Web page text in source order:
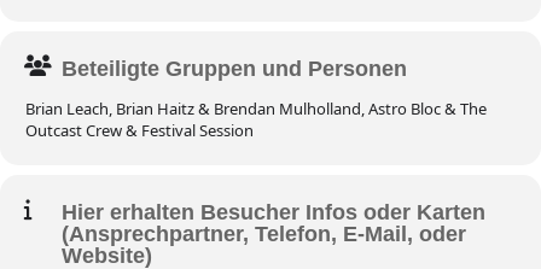
Beteiligte Gruppen und Personen
Brian Leach, Brian Haitz & Brendan Mulholland, Astro Bloc & The
Outcast Crew & Festival Session
Hier erhalten Besucher Infos oder Karten
(Ansprechpartner, Telefon, E-Mail, oder
Website)